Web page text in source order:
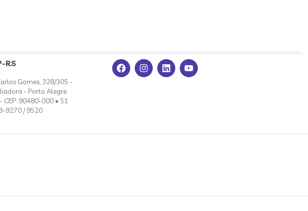
RS
Gomes, 328/305 -
- Porto Alegre
- CEP: 90480-000 • 51
9270 / 9520